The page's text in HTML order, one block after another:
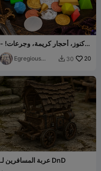
كنوز، أحجار كريمة، وجرعات! -
مجموعة فانتازيا
Egregious
 30 20
عربة المسافرين لـ DnD